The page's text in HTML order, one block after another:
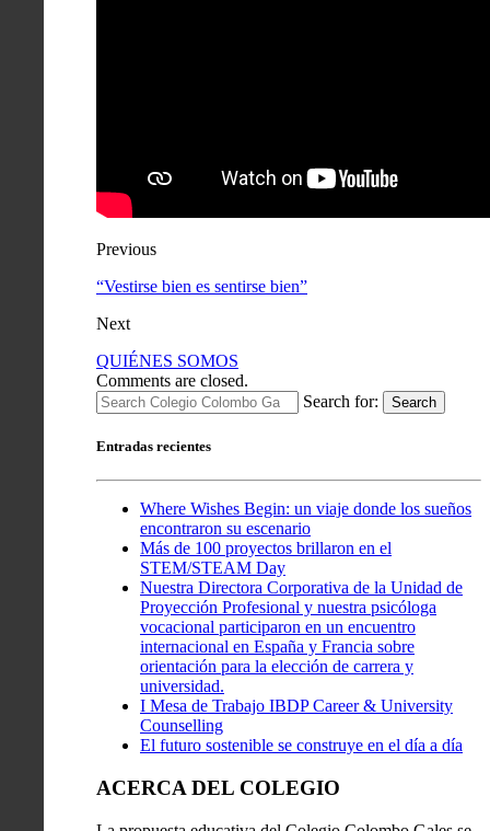
Previous
“Vestirse bien es sentirse bien”
Next
QUIÉNES SOMOS
Comments are closed.
Search for:
Search
Entradas recientes
Where Wishes Begin: un viaje donde los sueños
encontraron su escenario
Más de 100 proyectos brillaron en el
STEM/STEAM Day
Nuestra Directora Corporativa de la Unidad de
Proyección Profesional y nuestra psicóloga
vocacional participaron en un encuentro
internacional en España y Francia sobre
orientación para la elección de carrera y
universidad.
I Mesa de Trabajo IBDP Career & University
Counselling
El futuro sostenible se construye en el día a día
ACERCA DEL COLEGIO